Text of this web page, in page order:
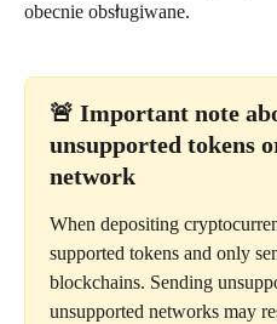
obecnie obsługiwane.
🚨 Important note
unsupported tokens
network
When depositing
supported tokens and only
blockchains. Sending
unsupported networks may